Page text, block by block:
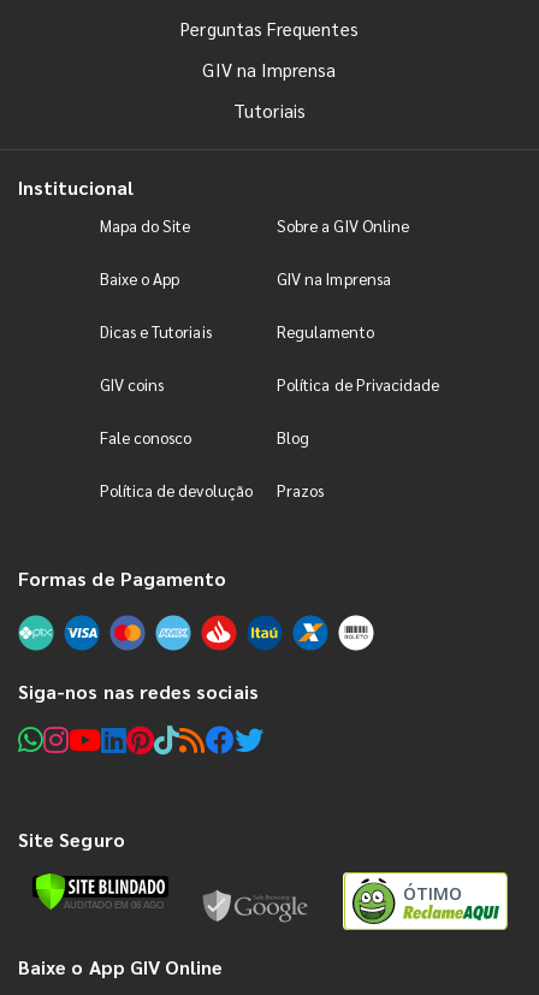
Perguntas Frequentes
GIV na Imprensa
Tutoriais
Institucional
Mapa do Site Sobre a GIV Online
Baixe o App GIV na Imprensa
Dicas e Tutoriais Regulamento
GIV coins Política de Privacidade
Fale conosco Blog
Política de devolução Prazos
Formas de Pagamento
Siga-nos nas redes sociais
Site Seguro
ÓTIMO
Baixe o App GIV Online